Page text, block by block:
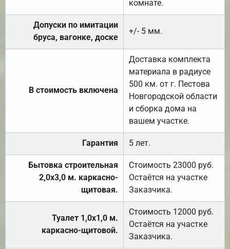
комнате.
Допуски по имитации
бруса, вагонке, доске
+/- 5 мм.
В стоимость включена
Доставка комплекта
материала в радиусе
500 км. от г. Пестова
Новгородской области
и сборка дома на
вашем участке.
Гарантия 5 лет.
Бытовка строительная
2,0х3,0 м. каркасно-
щитовая.
Стоимость 23000 руб.
Остаётся на участке
Заказчика.
Туалет 1,0х1,0 м.
каркасно-щитовой.
Стоимость 12000 руб.
Остаётся на участке
Заказчика.